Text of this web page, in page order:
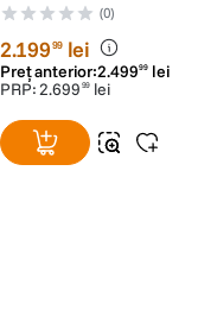
(0)
2.19999 lei
Preț anterior:2.49999 lei
PRP:2.699 99 lei